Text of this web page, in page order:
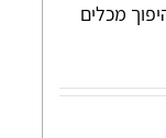
מכלים